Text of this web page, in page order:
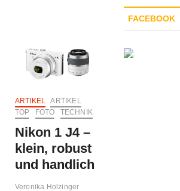
ARTIKEL
ARTIKEL
TOP
FOTO TECHNIK
Nikon 1 J4 –
klein, robust
und handlich
Veronika Holzinger
FACEBOOK